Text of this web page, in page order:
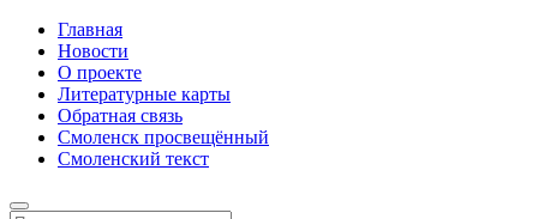
Главная
Новости
О проекте
Литературные карты
Обратная связь
Смоленск просвещённый
Смоленский текст